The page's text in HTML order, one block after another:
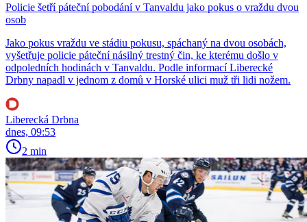
Policie šetří páteční pobodání v Tanvaldu jako pokus o vraždu dvou
osob
Jako pokus vraždu ve stádiu pokusu, spáchaný na dvou osobách,
vyšetřuje policie páteční násilný trestný čin, ke kterému došlo v
odpoledních hodinách v Tanvaldu. Podle informací Liberecké
Drbny napadl v jednom z domů v Horské ulici muž tři lidi nožem.
Liberecká Drbna
dnes, 09:53
2 min